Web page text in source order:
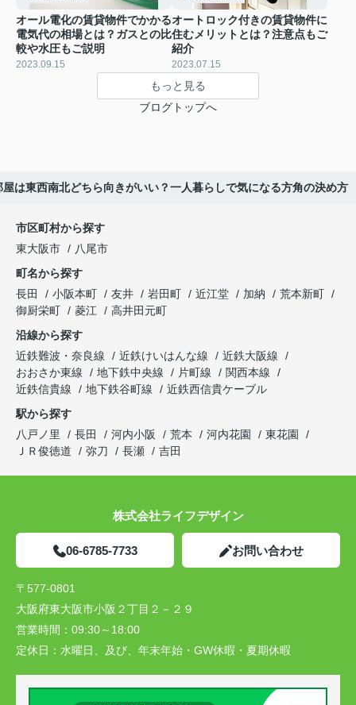
オール電化の賃貸物件でかかる
電気代の相場とは？ガスとの比
較や水圧もご説明
2023.09.15
オートロック付きの賃貸物件に
住むメリットとは？注意点もご
紹介
2023.07.15
もっと見る
ブログトップへ
屋は東西南北どちら向きがいい？一人暮らしで気になる方角の決め方
市区町村から探す
東大阪市
八尾市
町名から探す
長田
小阪本町 友井 岩田町 近江堂 加納
荒本新町
御厨栄町
菱江
高井田元町
沿線から探す
近鉄難波・奈良線
近鉄けいはんな線
近鉄大阪線
おおさか東線
地下鉄中央線 片町線
関西本線
近鉄信貴線
地下鉄谷町線
近鉄西信貴ケーブル
駅から探す
八戸ノ里
長田 河内小阪 荒本 河内花園
東花園
ＪＲ俊徳道
弥刀 長瀬 吉田
株式会社ライフデザイン
06-6785-7733 お問い合わせ
〒577-0801
大阪府東大阪市小阪２丁目２－２９
営業時間： 09:30～18:00
定休日： 水曜日、及び、年末年始・GW休暇・夏期休暇